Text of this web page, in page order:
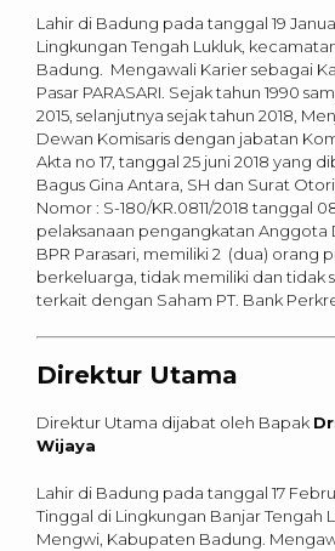
Lahir di Badung pada tanggal 19
Lingkungan Tengah Lukluk,
Badung. Mengawali Karier sebagai
Pasar PARASARI. Sejak tahun 1990
2015, selanjutnya sejak tahun 2018,
Dewan Komisaris dengan jabatan
Akta no 17, tanggal 25 juni 2018 yang
Bagus Gina Antara, SH dan Surat
Nomor : S-180/KR.0811/2018 tanggal
pelaksanaan pengangkatan Anggota
BPR Parasari, memiliki 2 (dua) orang
berkeluarga, tidak memiliki dan tidak
terkait dengan Saham PT. Bank
Direktur Utama
Direktur Utama dijabat oleh Bapak
Wijaya
Lahir di Badung pada tanggal 17
Tinggal di Lingkungan Banjar Tengah
Mengwi, Kabupaten Badung.